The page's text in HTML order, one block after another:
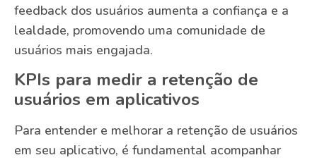
feedback dos usuários aumenta a confiança e a
lealdade, promovendo uma comunidade de
usuários mais engajada.
KPIs para medir a retenção de
usuários em aplicativos
Para entender e melhorar a retenção de usuários
em seu aplicativo, é fundamental acompanhar